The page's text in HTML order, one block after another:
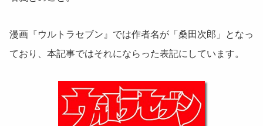
漫画『ウルトラセブン』では作者名が「桑田次郎」となっ
ており、本記事ではそれにならった表記にしています。